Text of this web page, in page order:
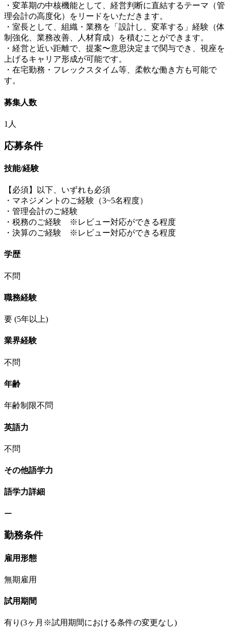
・変革期の中核機能として、経営判断に直結するテーマ（管
理会計の高度化）をリードをいただきます。
・室長として、組織・業務を「設計し、変革する」経験（体
制強化、業務改善、人材育成）を積むことができます。
・経営と近い距離で、提案〜意思決定まで関与でき、視座を
上げるキャリア形成が可能です。
・在宅勤務・フレックスタイム等、柔軟な働き方も可能で
す。
募集人数
1人
応募条件
技能/経験
【必須】以下、いずれも必須
・マネジメントのご経験（3~5名程度）
・管理会計のご経験
・税務のご経験 ※レビュー対応ができる程度
・決算のご経験 ※レビュー対応ができる程度
学歴
不問
職務経験
要 (5年以上)
業界経験
不問
年齢
年齢制限不問
英語力
不問
その他語学力
語学力詳細
ー
勤務条件
雇用形態
無期雇用
試用期間
有り(3ヶ月※試用期間における条件の変更なし)